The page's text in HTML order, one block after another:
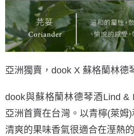
亞洲獨賣，dook X 蘇格蘭林德
dook與蘇格蘭林德琴酒Lind &
亞洲首賣在台灣。以青檸(萊姆)
清爽的果味香氣很適合在溼熱